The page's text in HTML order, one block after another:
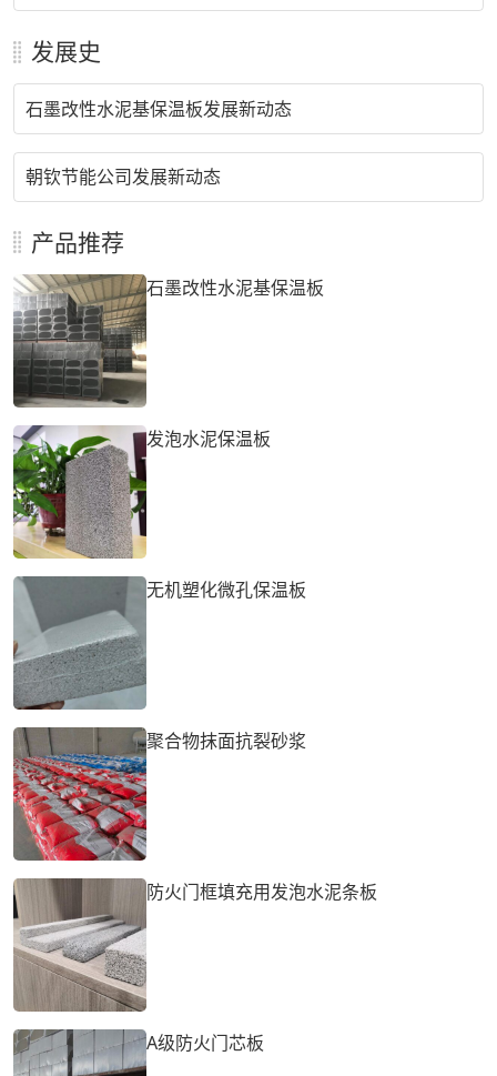
发展史
石墨改性水泥基保温板发展新动态
朝钦节能公司发展新动态
产品推荐
石墨改性水泥基保温板
发泡水泥保温板
无机塑化微孔保温板
聚合物抹面抗裂砂浆
防火门框填充用发泡水泥条板
A级防火门芯板